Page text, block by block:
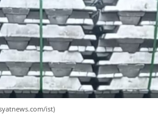
ist)